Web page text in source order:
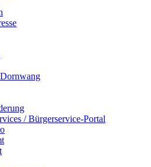
/ Bürgerservice-Portal